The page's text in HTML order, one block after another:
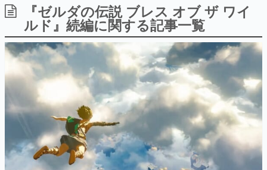
日本のコンテンツ産業やカルチャーに与えた影響を探る企
画です。
日本モバイルゲーム産業史
日本のモバイルゲーム史における主要なトピック・タイト
ルを網羅するほか、開発者へのインタビューや識者による
解説を掲載。約20年の歴史が一望できる決定版！
若ゲのいたり〜ゲームクリエイターの青春〜
『うつヌケ』『ペンと箸』等で知られるマンガ家・田中圭
一先生によるゲーム業界レポートマンガです。
なんでゲームは面白い？
ゲーム開発者・hamatsu氏がゲームの魅力を画面や操作の
具体的な形から解き明かしていく、硬派で骨太な評論連載
です。
『ゼルダの伝説 ブレス オブ ザ ワイ
ルド』続編に関する記事一覧